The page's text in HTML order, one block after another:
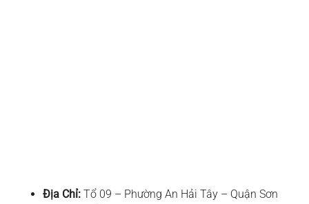
Địa Chỉ: Tổ 09 – Phường An Hải Tây – Quận Sơn